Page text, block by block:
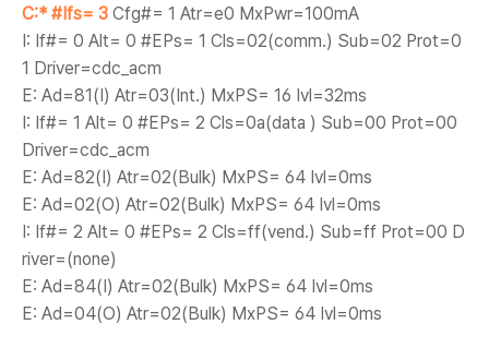
C:* #Ifs= 3 Cfg#= 1 Atr=e0 MxPwr=100mA
I: If#= 0 Alt= 0 #EPs= 1 Cls=02(comm.) Sub=02 Prot=0
1 Driver=cdc_acm
E: Ad=81(I) Atr=03(Int.) MxPS= 16 Ivl=32ms
I: If#= 1 Alt= 0 #EPs= 2 Cls=0a(data ) Sub=00 Prot=00
Driver=cdc_acm
E: Ad=82(I) Atr=02(Bulk) MxPS= 64 Ivl=0ms
E: Ad=02(O) Atr=02(Bulk) MxPS= 64 Ivl=0ms
I: If#= 2 Alt= 0 #EPs= 2 Cls=ff(vend.) Sub=ff Prot=00 D
river=(none)
E: Ad=84(I) Atr=02(Bulk) MxPS= 64 Ivl=0ms
E: Ad=04(O) Atr=02(Bulk) MxPS= 64 Ivl=0ms